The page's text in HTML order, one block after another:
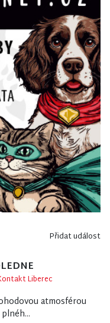
Přidat událost
Liberec
atmosférou